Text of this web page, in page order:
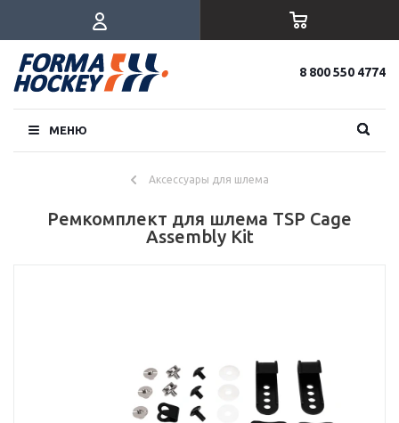
8 800 550 4774
МЕНЮ
Аксессуары для шлема
Ремкомплект для шлема TSP Cage
Assembly Kit